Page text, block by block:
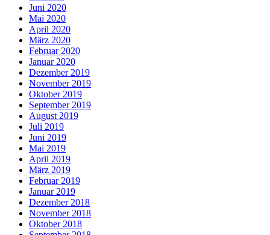
Juni 2020
Mai 2020
April 2020
März 2020
Februar 2020
Januar 2020
Dezember 2019
November 2019
Oktober 2019
September 2019
August 2019
Juli 2019
Juni 2019
Mai 2019
April 2019
März 2019
Februar 2019
Januar 2019
Dezember 2018
November 2018
Oktober 2018